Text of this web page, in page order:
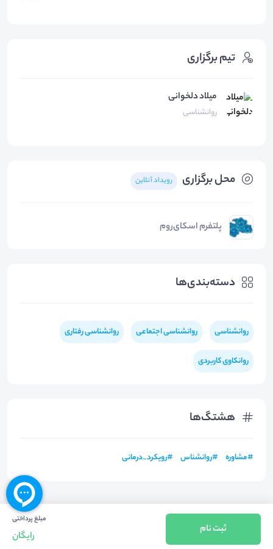
محل برگزاری رویداد آنلاین
پلتفرم اسکای‌روم
دسته‌بندی‌ها
روانشناسی روانشناسی اجتماعی روانشناسی رفتاری
روانکاوی کاربردی
هشتگ‌ها
#مشاوره #روانشناس #رویکرد_درمانی
تیم برگزاری
میلاد دلخوانی
روانشناسی
مبلغ پرداختی
رایگان
ثبت نام